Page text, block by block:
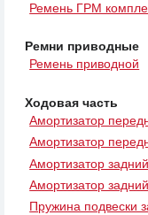
Ремень ГРМ
Ремни приводные
Ремень приводной
Ходовая часть
Амортизатор
Амортизатор
Амортизатор
Амортизатор
Пружина подвески